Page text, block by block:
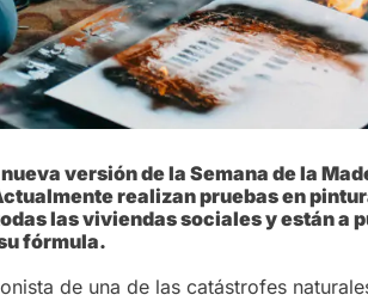
versión de la Semana de la
realizan pruebas en
las viviendas sociales y están a
fórmula.
de una de las catástrofes